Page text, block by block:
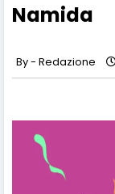
Namida
Redazione